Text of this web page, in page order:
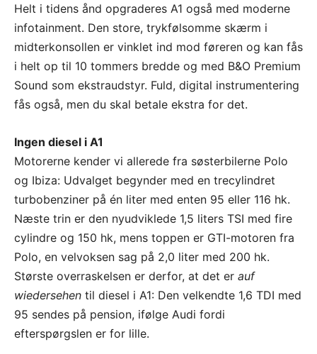
Helt i tidens ånd opgraderes A1 også med moderne
infotainment. Den store, trykfølsomme skærm i
midterkonsollen er vinklet ind mod føreren og kan fås
i helt op til 10 tommers bredde og med B&O Premium
Sound som ekstraudstyr. Fuld, digital instrumentering
fås også, men du skal betale ekstra for det.
Ingen diesel i A1
Motorerne kender vi allerede fra søsterbilerne Polo
og Ibiza: Udvalget begynder med en trecylindret
turbobenziner på én liter med enten 95 eller 116 hk.
Næste trin er den nyudviklede 1,5 liters TSI med fire
cylindre og 150 hk, mens toppen er GTI-motoren fra
Polo, en velvoksen sag på 2,0 liter med 200 hk.
Største overraskelsen er derfor, at det er auf
wiedersehen til diesel i A1: Den velkendte 1,6 TDI med
95 sendes på pension, ifølge Audi fordi
efterspørgslen er for lille.